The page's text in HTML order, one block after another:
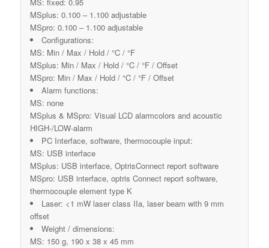
MSplus: 0.100 – 1.100 adjustable
MSpro: 0.100 – 1.100 adjustable
Configurations:
MS: Min / Max / Hold / °C / °F
MSplus: Min / Max / Hold / °C / °F / Offset
MSpro: Min / Max / Hold / °C / °F / Offset
Alarm functions:
MS: none
MSplus & MSpro: Visual LCD alarmcolors and acoustic
HIGH-/LOW-alarm
PC Interface, software, thermocouple input:
MS: USB interface
MSplus: USB interface, OptrisConnect report software
MSpro: USB interface, optris Connect report software,
thermocouple element type K
Laser: <1 mW laser class IIa, laser beam with 9 mm
offset
Weight / dimensions:
MS: 150 g, 190 x 38 x 45 mm